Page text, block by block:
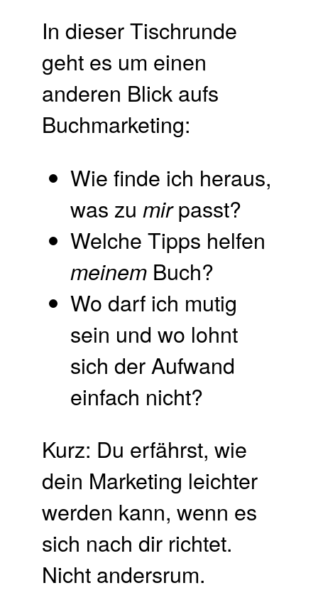
In dieser Tischrunde
geht es um einen
anderen Blick aufs
Buchmarketing:
Wie finde ich heraus,
was zu mirpasst?
Welche Tipps helfen
meinem Buch?
Wo darf ich mutig
sein und wo lohnt
sich der Aufwand
einfach nicht?
Kurz: Du erfährst, wie
dein Marketing leichter
werden kann, wenn es
sich nach dir richtet.
Nicht andersrum.